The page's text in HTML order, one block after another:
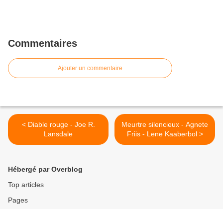
Commentaires
Ajouter un commentaire
< Diable rouge - Joe R.
Lansdale
Meurtre silencieux - Agnete
Friis - Lene Kaaberbol >
Hébergé par Overblog
Top articles
Pages